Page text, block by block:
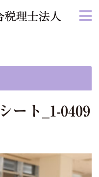
ート_1-0409